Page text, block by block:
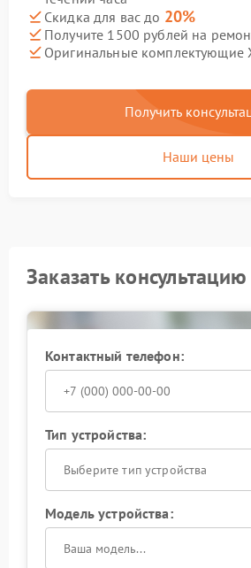
Скидка для вас до 20%
Получите 1500 рублей на
Оригинальные комплектующие
Получить
Наши цены
Заказать консультацию
Контактный телефон:
Тип устройства:
Выберите тип устройства
Модель устройства: